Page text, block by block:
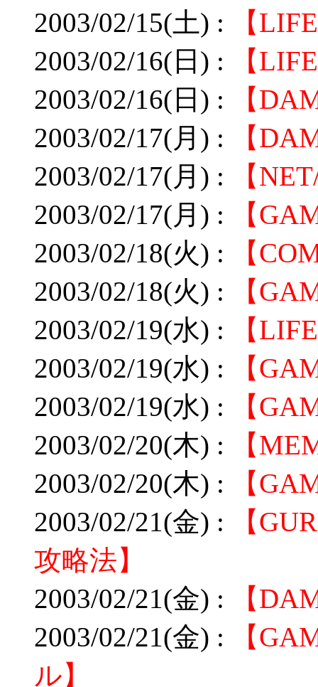
2003/02/15(土) :
【
2003/02/16(日) :
【
2003/02/16(日) :
【
2003/02/17(月) :
【
2003/02/17(月) :
【
2003/02/17(月) :
【
2003/02/18(火) :
【
2003/02/18(火) :
【
2003/02/19(水) :
【
2003/02/19(水) :
【
2003/02/19(水) :
【
2003/02/20(木) :
【
2003/02/20(木) :
【
2003/02/21(金) :
【
攻略法】
2003/02/21(金) :
【
2003/02/21(金) :
【
ル】